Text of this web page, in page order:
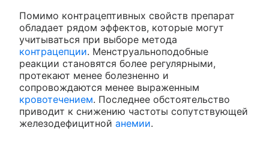
Помимо контрацептивных свойств препарат
обладает рядом эффектов, которые могут
учитываться при выборе метода
контрацепции. Менструальноподобные
реакции становятся более регулярными,
протекают менее болезненно и
сопровождаются менее выраженным
кровотечением. Последнее обстоятельство
приводит к снижению частоты сопутствующей
железодефицитной анемии.